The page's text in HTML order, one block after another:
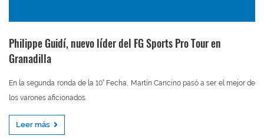
Philippe Guidí, nuevo líder del FG Sports Pro Tour en
Granadilla
En la segunda ronda de la 10° Fecha, Martín Cancino pasó a ser el mejor de
los varones aficionados.
Leer más